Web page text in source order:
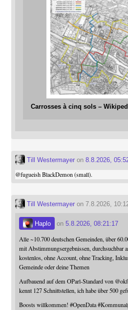
Carrosses à cinq sols –
Till Westermayeron 8.8.2026,
@fugueishBlackDemon (small).
Till Westermayeron 7.8.2026,
Haplo on 5.8.2026, 08:21:17
Alle ~10.700 deutschen Gemeinden, über
mit Abstimmungsergebnissen, durchsuchbar
kostenlos, ohne Account, ohne Tracking,
Gemeinde oder deine Themen
Aufbauend auf dem OParl-Standard von @
kennt 127 Schnittstellen, ich habe über 500
Boosts willkommen! #OpenData #